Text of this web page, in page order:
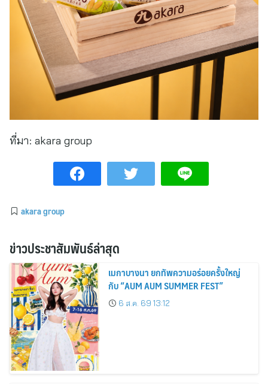
ที่มา: akara group
akara group
ข่าวประชาสัมพันธ์ล่าสุด
เมกาบางนา ยกทัพความอร่อยครั้งใหญ่
กับ “AUM AUM SUMMER FEST”
6 ส.ค. 69 13:12